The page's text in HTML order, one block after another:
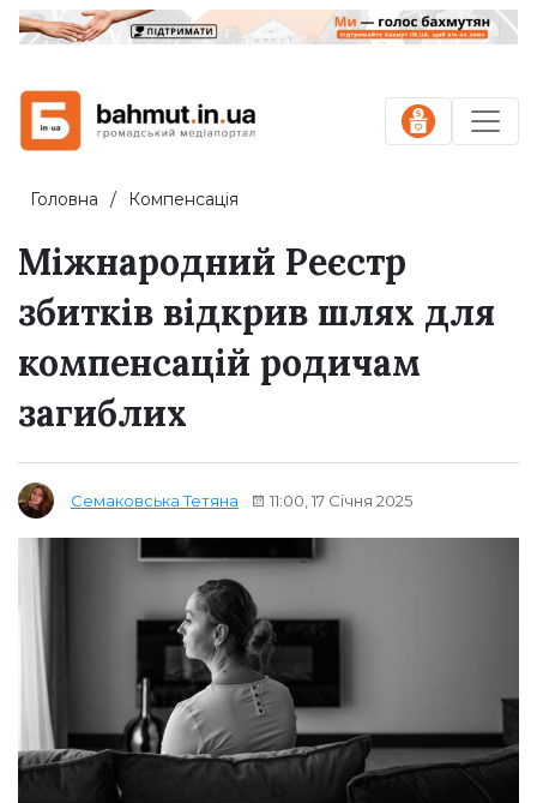
Головна Компенсація
Міжнародний Реєстр
збитків відкрив шлях для
компенсацій родичам
загиблих
Семаковська Тетяна 11:00, 17 Січня 2025